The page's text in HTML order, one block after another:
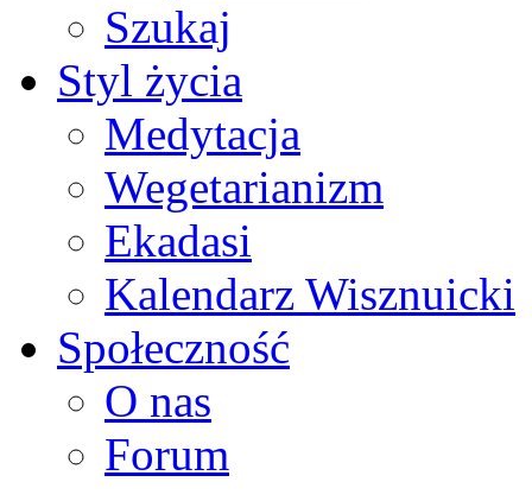
Szukaj
Styl życia
Medytacja
Wegetarianizm
Ekadasi
Kalendarz Wisznuicki
Społeczność
O nas
Forum